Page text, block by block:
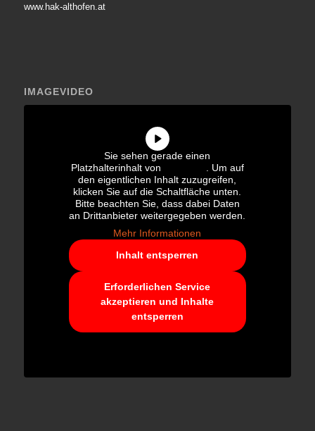
www.hak-althofen.at
IMAGEVIDEO
Sie sehen gerade einen
Platzhalterinhalt von
. Um auf
den eigentlichen Inhalt zuzugreifen,
klicken Sie auf die Schaltfläche unten.
Bitte beachten Sie, dass dabei Daten
an Drittanbieter weitergegeben werden.
Mehr Informationen
Inhalt entsperren
Erforderlichen Service
akzeptieren und Inhalte
entsperren